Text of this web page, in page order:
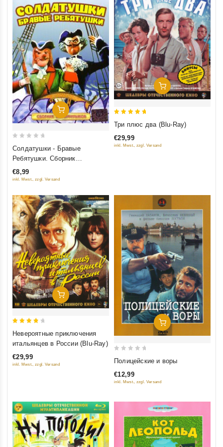
Добавить В Корзину
5
Солдатушки - Бравые
Ребятушки. Сборник
мультфильмов
€8,99
inkl. Mwst., zzgl. Versand
Добавить В Корзину
out of 5
Три плюс два (Blu-Ray)
€29,99
inkl. Mwst., zzgl. Versand
Добавить В Корзину
out of
Невероятные приключения
итальянцев в России (Blu-Ray)
€29,99
inkl. Mwst., zzgl. Versand
Добавить В Корзину
of
Полицейские и воры
€12,99
inkl. Mwst., zzgl. Versand